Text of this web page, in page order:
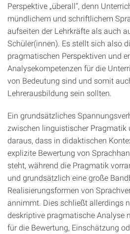
Perspektive „überall“, denn
mündlichem und schriftlichem
aufseiten der Lehrkräfte als auch
Schüler(innen). Es stellt sich also
pragmatischen Perspektiven und
Analysekompetenzen für die
von Bedeutung sind und somit
Lehrerausbildung sein sollten.
Ein grundsätzliches
zwischen linguistischer Pragmatik
daraus, dass in didaktischen
explizite Bewertung von
steht, während die Pragmatik
und grundsätzlich eine große
Realisierungsformen von
annimmt. Dies schließt allerdings
deskriptive pragmatische Analyse
für die Bewertung, Einschätzung